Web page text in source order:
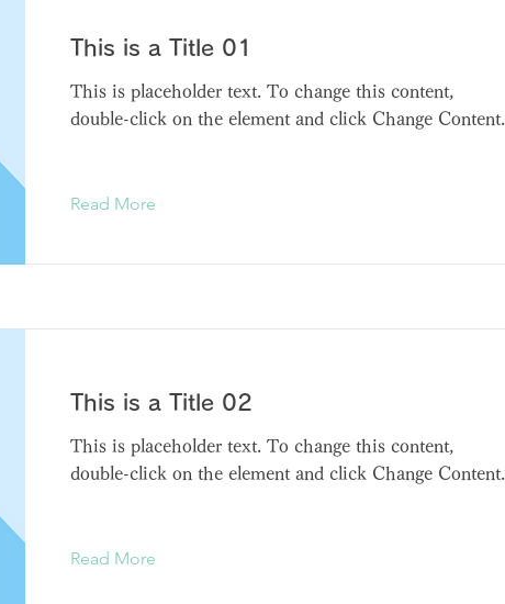
This is a Title 01
This is placeholder text. To change this content,
double-click on the element and click Change Content.
Read More
This is a Title 02
This is placeholder text. To change this content,
double-click on the element and click Change Content.
Read More